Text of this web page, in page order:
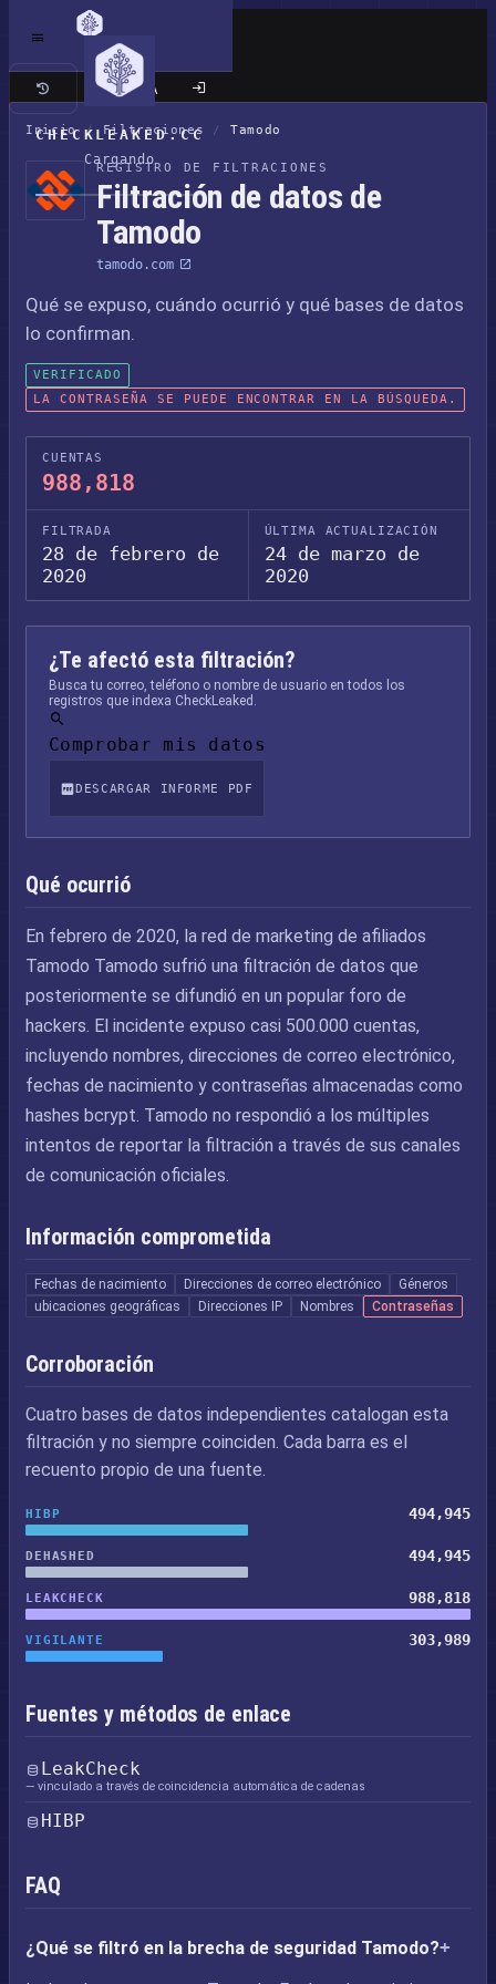
CHECKLEAKED.CC
Cargando
Sitio clásico
Inicio / Filtraciones / Tamodo
REGISTRO DE FILTRACIONES
Filtración de datos de
Tamodo
tamodo.com
Qué se expuso, cuándo ocurrió y qué bases de datos
lo confirman.
VERIFICADO
LA CONTRASEÑA SE PUEDE ENCONTRAR EN LA BÚSQUEDA.
CUENTAS
988,818
FILTRADA
28 de febrero de
2020
ÚLTIMA ACTUALIZACIÓN
24 de marzo de
2020
¿Te afectó esta filtración?
Busca tu correo, teléfono o nombre de usuario en todos los
registros que indexa CheckLeaked.
Comprobar mis datos
DESCARGAR INFORME PDF
Qué ocurrió
En febrero de 2020, la red de marketing de afiliados
Tamodo Tamodo sufrió una filtración de datos que
posteriormente se difundió en un popular foro de
hackers. El incidente expuso casi 500.000 cuentas,
incluyendo nombres, direcciones de correo electrónico,
fechas de nacimiento y contraseñas almacenadas como
hashes bcrypt. Tamodo no respondió a los múltiples
intentos de reportar la filtración a través de sus canales
de comunicación oficiales.
Información comprometida
Fechas de nacimiento Direcciones de correo electrónico
Géneros
ubicaciones geográficas
Direcciones IP Nombres Contraseñas
Corroboración
Cuatro bases de datos independientes catalogan esta
filtración y no siempre coinciden. Cada barra es el
recuento propio de una fuente.
HIBP 494,945
DEHASHED 494,945
LEAKCHECK 988,818
VIGILANTE 303,989
Fuentes y métodos de enlace
LeakCheck
— vinculado a través de coincidencia automática de cadenas
HIBP
FAQ
¿Qué se filtró en la brecha de seguridad Tamodo?